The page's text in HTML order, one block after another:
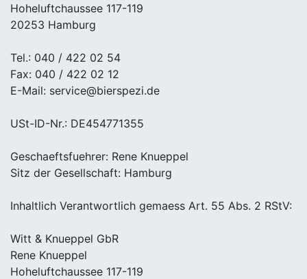
Hoheluftchaussee 117-119
20253 Hamburg
Tel.: 040 / 422 02 54
Fax: 040 / 422 02 12
E-Mail: service@bierspezi.de
USt-ID-Nr.: DE454771355
Geschaeftsfuehrer: Rene Knueppel
Sitz der Gesellschaft: Hamburg
Inhaltlich Verantwortlich gemaess Art. 55 Abs. 2 RStV:
Witt & Knueppel GbR
Rene Knueppel
Hoheluftchaussee 117-119